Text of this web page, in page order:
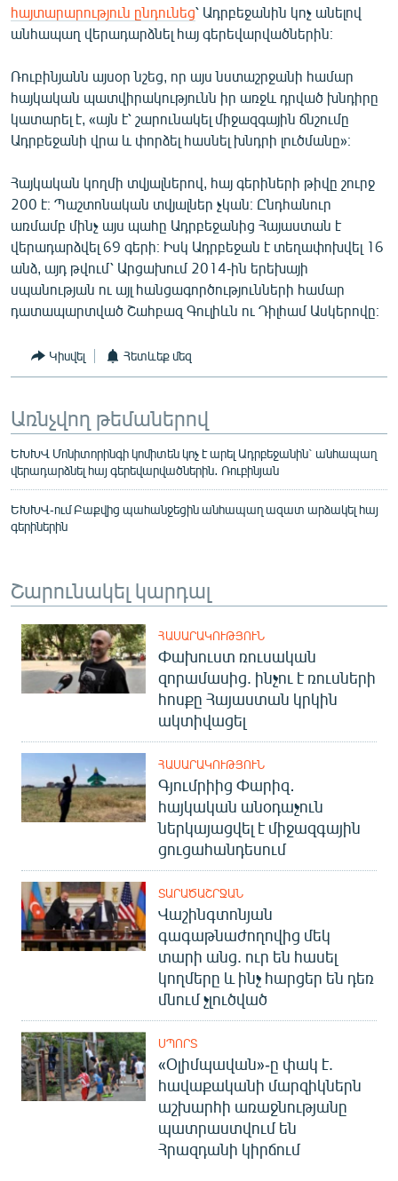
հայտարարություն ընդունեց՝ Ադրբեջանին կոչ անելով
անհապաղ վերադարձնել հայ գերեվարվածներին։
Ռուբինյանն այսօր նշեց, որ այս նստաշրջանի համար
հայկական պատվիրակությունն իր առջև դրված խնդիրը
կատարել է, «այն է՝ շարունակել միջազգային ճնշումը
Ադրբեջանի վրա և փորձել հասնել խնդրի լուծմանը»։
Հայկական կողմի տվյալներով, հայ գերիների թիվը շուրջ
200 է։ Պաշտոնական տվյալներ չկան։ Ընդհանուր
առմամբ մինչ այս պահը Ադրբեջանից Հայաստան է
վերադարձվել 69 գերի։ Իսկ Ադրբեջան է տեղափոխվել 16
անձ, այդ թվում՝ Արցախում 2014-ին երեխայի
սպանության ու այլ հանցագործությունների համար
դատապարտված Շահբազ Գուլիևն ու Դիլհամ Ասկերովը։
Կիսվել Հետևեք մեզ
Առնչվող թեմաներով
ԵԽԽՎ Մոնիտորինգի կոմիտեն կոչ է արել Ադրբեջանին` անհապաղ
վերադարձնել հայ գերեվարվածներին․ Ռուբինյան
ԵԽԽՎ-ում Բաքվից պահանջեցին անհապաղ ազատ արձակել հայ
գերիներին
Շարունակել կարդալ
ՀԱՍԱՐԱԿՈՒԹՅՈՒՆ
Փախուստ ռուսական
զորամասից. ինչու է ռուսների
հոսքը Հայաստան կրկին
ակտիվացել
ՀԱՍԱՐԱԿՈՒԹՅՈՒՆ
Գյումրիից Փարիզ․
հայկական անօդաչուն
ներկայացվել է միջազգային
ցուցահանդեսում
ՏԱՐԱԾԱՇՐՋԱՆ
Վաշինգտոնյան
գագաթնաժողովից մեկ
տարի անց. ուր են հասել
կողմերը և ինչ հարցեր են դեռ
մնում չլուծված
ՍՊՈՐՏ
«Օլիմպավան»-ը փակ է.
հավաքականի մարզիկներն
աշխարհի առաջնությանը
պատրաստվում են
Հրազդանի կիրճում